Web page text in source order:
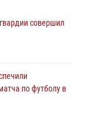
совершил
по футболу в